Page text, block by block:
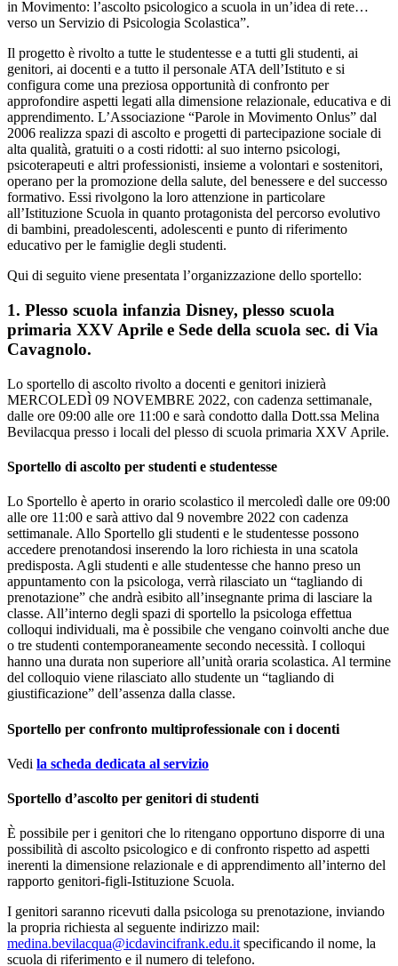
in Movimento: l’ascolto psicologico a scuola in un’idea di rete…
verso un Servizio di Psicologia Scolastica”.
Il progetto è rivolto a tutte le studentesse e a tutti gli studenti, ai
genitori, ai docenti e a tutto il personale ATA dell’Istituto e si
configura come una preziosa opportunità di confronto per
approfondire aspetti legati alla dimensione relazionale, educativa e di
apprendimento. L’Associazione “Parole in Movimento Onlus” dal
2006 realizza spazi di ascolto e progetti di partecipazione sociale di
alta qualità, gratuiti o a costi ridotti: al suo interno psicologi,
psicoterapeuti e altri professionisti, insieme a volontari e sostenitori,
operano per la promozione della salute, del benessere e del successo
formativo. Essi rivolgono la loro attenzione in particolare
all’Istituzione Scuola in quanto protagonista del percorso evolutivo
di bambini, preadolescenti, adolescenti e punto di riferimento
educativo per le famiglie degli studenti.
Qui di seguito viene presentata l’organizzazione dello sportello:
1. Plesso scuola infanzia Disney, plesso scuola
primaria XXV Aprile e Sede della scuola sec. di Via
Cavagnolo.
Lo sportello di ascolto rivolto a docenti e genitori inizierà
MERCOLEDÌ 09 NOVEMBRE 2022, con cadenza settimanale,
dalle ore 09:00 alle ore 11:00 e sarà condotto dalla Dott.ssa Melina
Bevilacqua presso i locali del plesso di scuola primaria XXV Aprile.
Sportello di ascolto per studenti e studentesse
Lo Sportello è aperto in orario scolastico il mercoledì dalle ore 09:00
alle ore 11:00 e sarà attivo dal 9 novembre 2022 con cadenza
settimanale. Allo Sportello gli studenti e le studentesse possono
accedere prenotandosi inserendo la loro richiesta in una scatola
predisposta. Agli studenti e alle studentesse che hanno preso un
appuntamento con la psicologa, verrà rilasciato un “tagliando di
prenotazione” che andrà esibito all’insegnante prima di lasciare la
classe. All’interno degli spazi di sportello la psicologa effettua
colloqui individuali, ma è possibile che vengano coinvolti anche due
o tre studenti contemporaneamente secondo necessità. I colloqui
hanno una durata non superiore all’unità oraria scolastica. Al termine
del colloquio viene rilasciato allo studente un “tagliando di
giustificazione” dell’assenza dalla classe.
Sportello per confronto multiprofessionale con i docenti
Vedi la scheda dedicata al servizio
Sportello d’ascolto per genitori di studenti
È possibile per i genitori che lo ritengano opportuno disporre di una
possibilità di ascolto psicologico e di confronto rispetto ad aspetti
inerenti la dimensione relazionale e di apprendimento all’interno del
rapporto genitori-figli-Istituzione Scuola.
I genitori saranno ricevuti dalla psicologa su prenotazione, inviando
la propria richiesta al seguente indirizzo mail:
medina.bevilacqua@icdavincifrank.edu.itspecificando il nome, la
scuola di riferimento e il numero di telefono.